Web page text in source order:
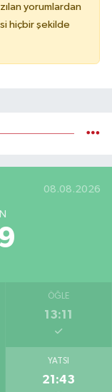
yorumlardan
hiçbir şekilde
08.08.2026
ÖĞLE
13:11
YATSI
21:43